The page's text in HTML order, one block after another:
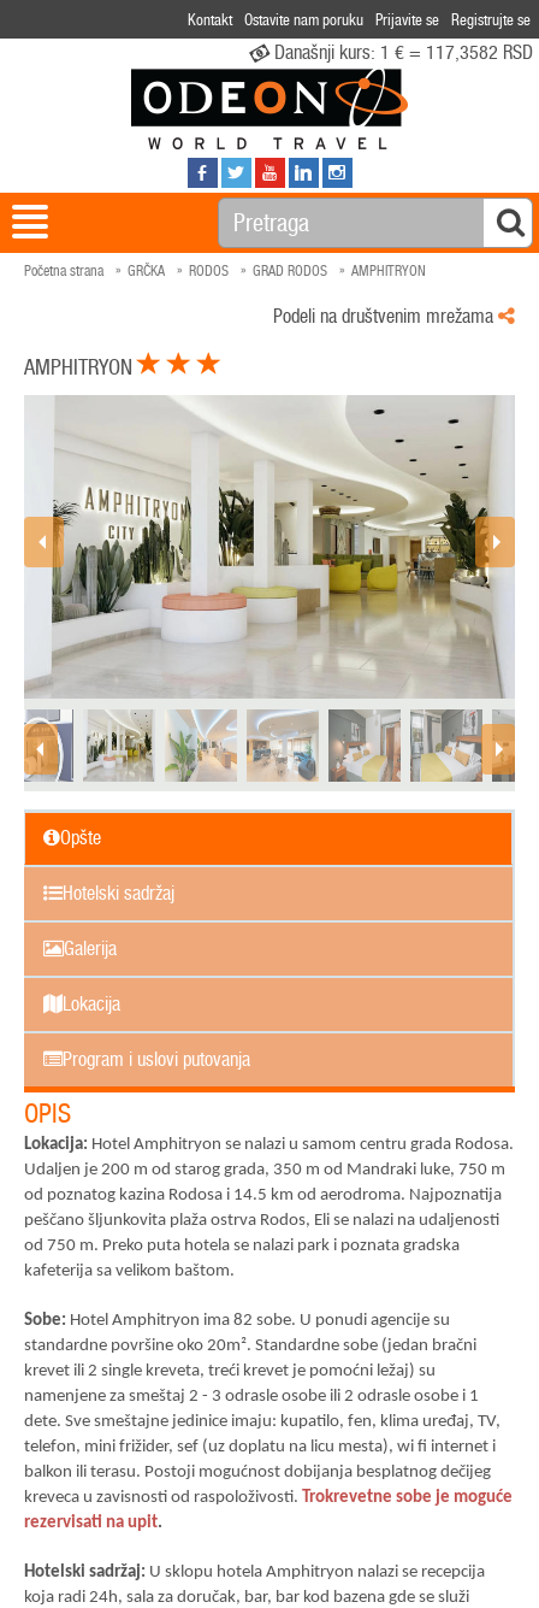
Kontakt Ostavite nam poruku Prijavite se Registrujte se
Današnji kurs: 1 € = 117,3582 RSD
Početna strana GRČKA RODOS GRAD RODOS AMPHITRYON
Podeli na društvenim mrežama
AMPHITRYON
Opšte
Hotelski sadržaj
Galerija
Lokacija
Program i uslovi putovanja
OPIS
Lokacija: Hotel Amphitryon se nalazi u samom centru grada Rodosa.
Udaljen je 200 m od starog grada, 350 m od Mandraki luke, 750 m
od poznatog kazina Rodosa i 14.5 km od aerodroma. Najpoznatija
peščano šljunkovita plaža ostrva Rodos, Eli se nalazi na udaljenosti
od 750 m. Preko puta hotela se nalazi park i poznata gradska
kafeterija sa velikom baštom.
Sobe: Hotel Amphitryon ima 82 sobe. U ponudi agencije su
standardne površine oko 20m². Standardne sobe (jedan bračni
krevet ili 2 single kreveta, treći krevet je pomoćni ležaj) su
namenjene za smeštaj 2 - 3 odrasle osobe ili 2 odrasle osobe i 1
dete. Sve smeštajne jedinice imaju: kupatilo, fen, klima uređaj, TV,
telefon, mini frižider, sef (uz doplatu na licu mesta), wi fi internet i
balkon ili terasu. Postoji mogućnost dobijanja besplatnog dečijeg
kreveca u zavisnosti od raspoloživosti. Trokrevetne sobe je moguće
rezervisati na upit.
Hotelski sadržaj: U sklopu hotela Amphitryon nalazi se recepcija
koja radi 24h, sala za doručak, bar, bar kod bazena gde se služi